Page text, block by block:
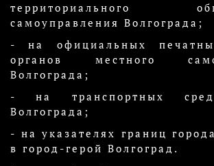
территориального
самоуправления Волгограда;
- на официальных
органов местного
Волгограда;
- на транспортных
Волгограда;
- на указателях границ
в город-герой Волгоград.